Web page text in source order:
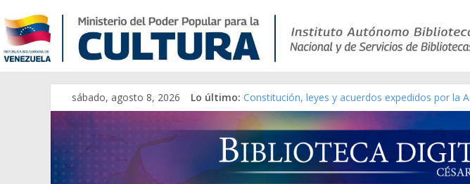
sábado, agosto 8, 2026 Lo último: Catálogo temático de obras de Modesta Bor
Constitución, leyes y acuerdos expedidos por la
Una Parálisis [material gráfico]
Modesta Bor Sánchez [material gráfico]
Gaceta Oficial de la República de Venezuela año